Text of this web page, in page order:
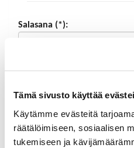
Tämä sivusto käyttää
Käytämme evästeitä
räätälöimiseen, sosiaalisen
tukemiseen ja
Salasana (*):
Yhteystiedot